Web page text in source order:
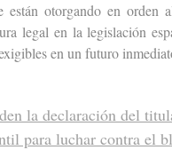
están otorgando en
legal en la legislación
en un futuro
la declaración del
para luchar contra el